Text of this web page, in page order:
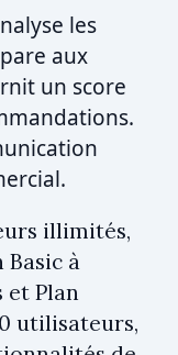
les
aux
un score
illimités,
Basic à
Plan
utilisateurs,